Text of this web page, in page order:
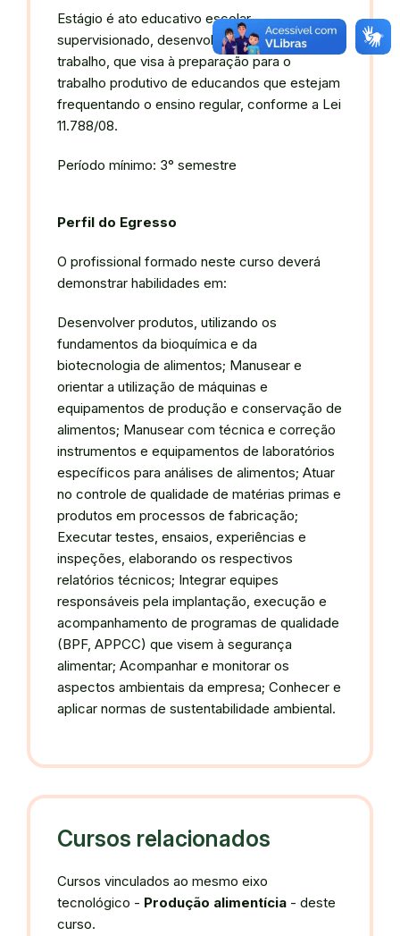
Estágio é ato educativo escolar
supervisionado, desenvolvido no ambiente de
trabalho, que visa à preparação para o
trabalho produtivo de educandos que estejam
frequentando o ensino regular, conforme a Lei
11.788/08.
Período mínimo: 3° semestre
Perfil do Egresso
O profissional formado neste curso deverá
demonstrar habilidades em:
Desenvolver produtos, utilizando os
fundamentos da bioquímica e da
biotecnologia de alimentos; Manusear e
orientar a utilização de máquinas e
equipamentos de produção e conservação de
alimentos; Manusear com técnica e correção
instrumentos e equipamentos de laboratórios
específicos para análises de alimentos; Atuar
no controle de qualidade de matérias primas e
produtos em processos de fabricação;
Executar testes, ensaios, experiências e
inspeções, elaborando os respectivos
relatórios técnicos; Integrar equipes
responsáveis pela implantação, execução e
acompanhamento de programas de qualidade
(BPF, APPCC) que visem à segurança
alimentar; Acompanhar e monitorar os
aspectos ambientais da empresa; Conhecer e
aplicar normas de sustentabilidade ambiental.
Cursos relacionados
Cursos vinculados ao mesmo eixo
tecnológico - Produção alimentícia - deste
curso.